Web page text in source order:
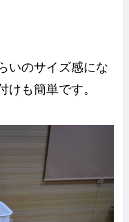
いのサイズ感にな
けも簡単です。